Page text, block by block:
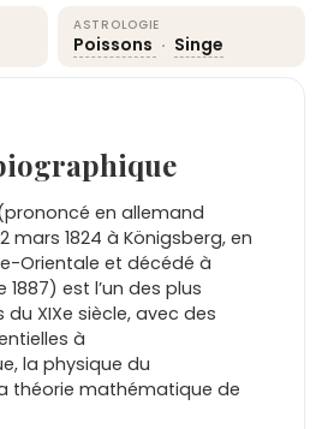
ASTROLOGIE
Poissons · Singe
en allemand
mars 1824 à Königsberg, en
Orientale et décédé à
1887) est l’un des plus
XIXe siècle, avec des
à
la physique du
théorie mathématique de